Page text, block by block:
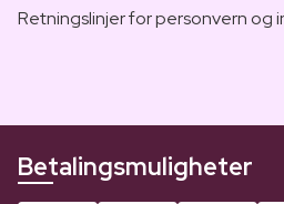
Retningslinjer for personvern og
Betalingsmuligheter